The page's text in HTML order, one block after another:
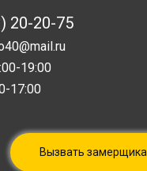
20-20-75
19:00
17:00
Вызвать замерщика